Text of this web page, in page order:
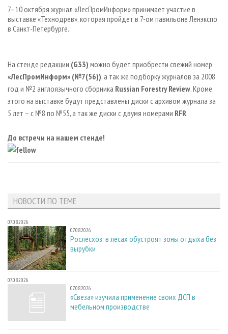
СУШКА ДРЕВЕСИНЫ
ПРОИЗВОДСТВО ДРЕВЕСНЫХ ПЛИТ
ПРОИЗВОДСТВО МЕБЕЛИ
БИОЭНЕРГЕТИКА
ЦБП
ИНСТРУМЕНТ И МАТЕРИАЛЫ
ПЕРСОНЫ
МОБИЛЬНЫЕ ВЫСТАВКИ
ПРИОРИТЕТНЫЕ ИНВЕСТПРОЕКТЫ
RUSSIAN FORESTRY REVIEW
ГАЗЕТА ЛЕСПРОМФОРУМ
БИБЛИОТЕКА СПЕЦИАЛИСТА
КОНТАКТЫ
РЕКЛАМА
РЕКЛАМА НА САЙТЕ
7–10 октября журнал «ЛесПромИнформ»принимает участие в
выставке «Технодрев», которая пройдет в 7-ом павильоне Ленэкспо
в Санкт-Петербурге.
На стенде редакции (G33) можно будет приобрести свежий номер
«ЛесПромИнформ» (№7(56)), а так же подборку журналов за 2008
год и №2 англоязычного сборника Russian Forestry Review. Кроме
этого на выставке будут представлены диски с архивом журнала за
5 лет – с №8 по №55, а так же диски с двумя номерами RFR.
До встречи на нашем стенде!
НОВОСТИ ПО ТЕМЕ
07.08.2026
07.08.2026
Рослесхоз: в лесах обустроят зоны отдыха без
вырубки
07.08.2026
07.08.2026
«Свеза» изучила применение своих ДСП в
мебельном производстве